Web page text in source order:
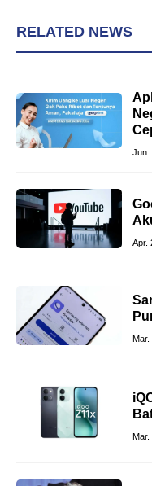
RELATED NEWS
Jun.
Apr.
Mar.
Mar.